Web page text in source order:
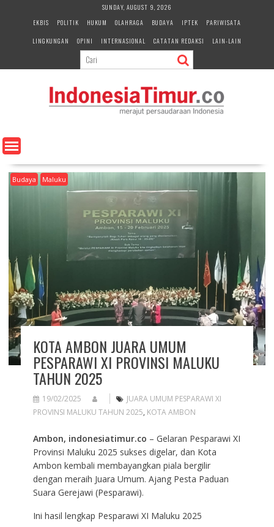
e
n
SUNDAY, AUGUST 9, 2026
EKBIS
POLITIK HUKUM OLAHRAGA BUDAYA IPTEK
PARIWISATA
LINGKUNGAN
OPINI INTERNASIONAL CATATAN REDAKSI LAIN-LAIN
Budaya Maluku
KOTA AMBON JUARA UMUM
PESPARAWI XI PROVINSI MALUKU
TAHUN 2025
19/02/2025
JUARA UMUM PESPARAWI XI
PROVINSI MALUKU TAHUN 2025, KOTA AMBON
Ambon, indonesiatimur.co – Gelaran Pesparawi XI
Provinsi Maluku 2025 sukses digelar, dan Kota
Ambon kembali membayangkan piala bergilir
dengan meraih Juara Umum. Ajang Pesta Paduan
Suara Gerejawi (Pesparawi).
Ini hasil lengkap Pesparawi XI Maluku 2025